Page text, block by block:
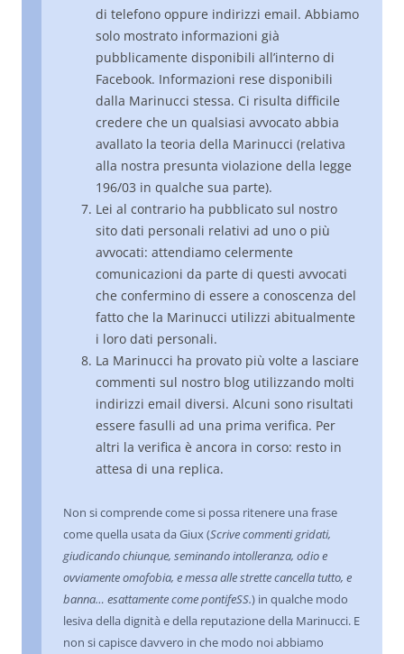
di telefono oppure indirizzi email. Abbiamo
solo mostrato informazioni già
pubblicamente disponibili all’interno di
Facebook. Informazioni rese disponibili
dalla Marinucci stessa. Ci risulta difficile
credere che un qualsiasi avvocato abbia
avallato la teoria della Marinucci (relativa
alla nostra presunta violazione della legge
196/03 in qualche sua parte).
Lei al contrario ha pubblicato sul nostro
sito dati personali relativi ad uno o più
avvocati: attendiamo celermente
comunicazioni da parte di questi avvocati
che confermino di essere a conoscenza del
fatto che la Marinucci utilizzi abitualmente
i loro dati personali.
La Marinucci ha provato più volte a lasciare
commenti sul nostro blog utilizzando molti
indirizzi email diversi. Alcuni sono risultati
essere fasulli ad una prima verifica. Per
altri la verifica è ancora in corso: resto in
attesa di una replica.
Non si comprende come si possa ritenere una frase
come quella usata da Giux (Scrive commenti gridati,
giudicando chiunque, seminando intolleranza, odio e
ovviamente omofobia, e messa alle strette cancella tutto, e
banna… esattamente come pontifeSS.) in qualche modo
lesiva della dignità e della reputazione della Marinucci. E
non si capisce davvero in che modo noi abbiamo